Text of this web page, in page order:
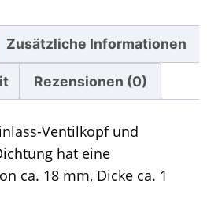
Zusätzliche Informationen
Rezensionen (0)
Ventilkopf und
hat eine
ca. 18 mm, Dicke ca. 1